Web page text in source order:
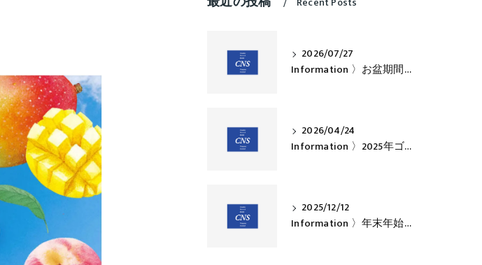
2026/07/27
Information 〉お盆期間中の営業について
2026/04/24
Information 〉2025年ゴールデンウィークのお知らせ
2025/12/12
Information 〉年末年始休業のお知らせ